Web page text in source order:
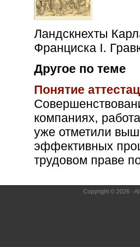
Ландскнехты
Франциска I.
Другое по теме
Понятие
компаниях,
уже отметили
эффективных
трудовом праве
Copyright © 2026 -